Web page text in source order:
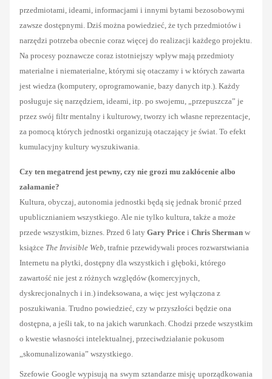
przedmiotami, ideami, informacjami i innymi bytami bezosobowymi
zawsze dostępnymi. Dziś można powiedzieć, że tych przedmiotów i
narzędzi potrzeba obecnie coraz więcej do realizacji każdego projektu.
Na procesy poznawcze coraz istotniejszy wpływ mają przedmioty
materialne i niematerialne, którymi się otaczamy i w których zawarta
jest wiedza (komputery, oprogramowanie, bazy danych itp.). Każdy
posługuje się narzędziem, ideami, itp. po swojemu, „przepuszcza” je
przez swój filtr mentalny i kulturowy, tworzy ich własne reprezentacje,
za pomocą których jednostki organizują otaczający je świat. To efekt
kumulacyjny kultury wyszukiwania.
Czy ten megatrend jest pewny, czy nie grozi mu zakłócenie albo
załamanie?
Kultura, obyczaj, autonomia jednostki będą się jednak bronić przed
upublicznianiem wszystkiego. Ale nie tylko kultura, także a może
przede wszystkim, biznes. Przed 6 laty Gary Price i Chris Sherman w
książce The Invisible Web , trafnie przewidywali proces rozwarstwiania
Internetu na płytki, dostępny dla wszystkich i głęboki, którego
zawartość nie jest z różnych względów (komercyjnych,
dyskrecjonalnych i in.) indeksowana, a więc jest wyłączona z
poszukiwania. Trudno powiedzieć, czy w przyszłości będzie ona
dostępna, a jeśli tak, to na jakich warunkach. Chodzi przede wszystkim
o kwestie własności intelektualnej, przeciwdziałanie pokusom
„skomunalizowania” wszystkiego.
Szefowie Google wypisują na swym sztandarze misję uporządkowania